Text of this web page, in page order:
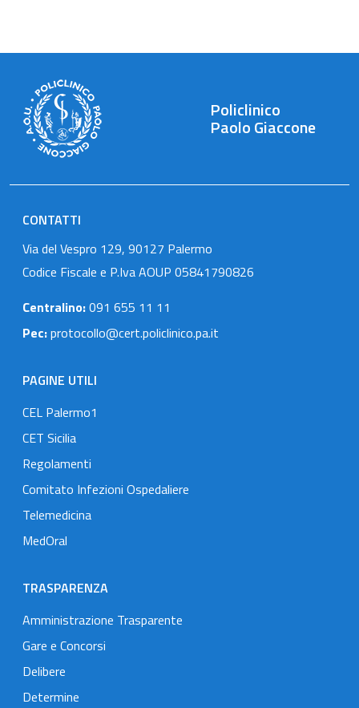
Policlinico
Paolo Giaccone
CONTATTI
Via del Vespro 129, 90127 Palermo
Codice Fiscale e P.Iva AOUP 05841790826
Centralino:091 655 11 11
Pec:protocollo@cert.policlinico.pa.it
PAGINE UTILI
CEL Palermo1
CET Sicilia
Regolamenti
Comitato Infezioni Ospedaliere
Telemedicina
MedOral
TRASPARENZA
Amministrazione Trasparente
Gare e Concorsi
Delibere
Determine